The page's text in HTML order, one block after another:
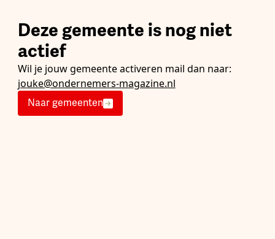
Deze gemeente is nog niet
actief
Wil je jouw gemeente activeren mail dan naar:
jouke@ondernemers-magazine.nl
Naar gemeenten